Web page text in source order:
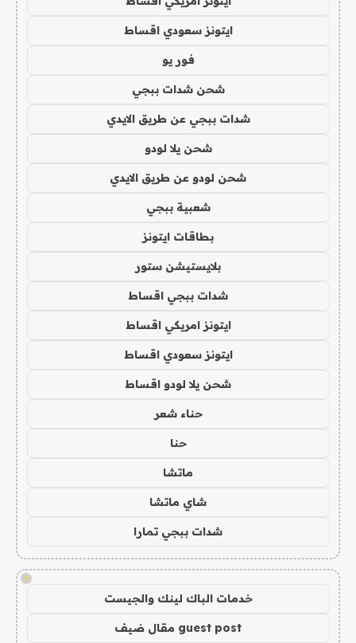
ايتونز سعودي اقساط
فور يو
شحن شدات ببجي
شدات ببجي عن طريق الايدي
شحن يلا لودو
شحن لودو عن طريق الايدي
شعبية ببجي
بطاقات ايتونز
بلايستيشن ستور
شدات ببجي اقساط
ايتونز امريكي اقساط
ايتونز سعودي اقساط
شحن يلا لودو اقساط
حناء شعر
حنا
ماتشا
شاي ماتشا
شدات ببجي تمارا
!
خدمات الباك لينك والجيست
guest post مقال ضيف